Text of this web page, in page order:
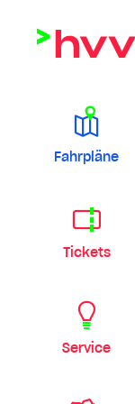
Fahrpläne
Tickets
Service